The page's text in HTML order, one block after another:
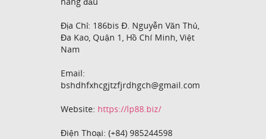
Địa Chỉ: 186bis Đ. Nguyễn Văn Thủ,
Đa Kao, Quận 1, Hồ Chí Minh, Việt
Nam
Email:
bshdhfxhcgjtzfjrdhgch@gmail.com
Website: https://lp88.biz/
Điện Thoại: (+84) 985244598